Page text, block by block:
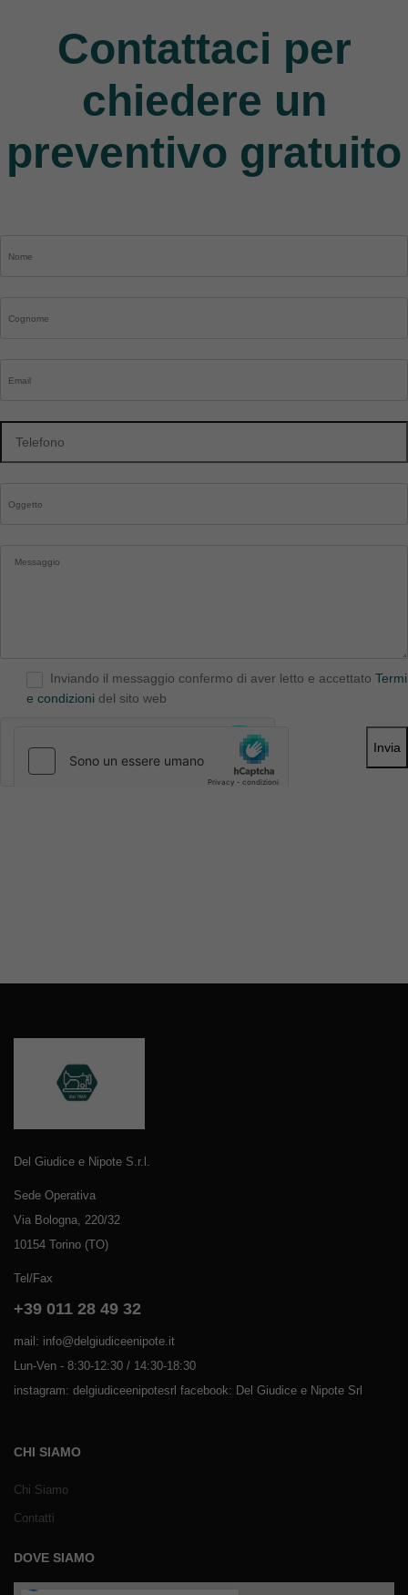
Contattaci per
chiedere un
preventivo gratuito
Inviando il messaggio confermo di aver letto e accettato
e condizioni del sito web
Invia
Del Giudice e Nipote S.r.l.
Sede Operativa
Via Bologna, 220/32
10154 Torino (TO)
Tel/Fax
+39 011 28 49 32
mail: info@delgiudiceenipote.it
Lun-Ven - 8:30-12:30 / 14:30-18:30
instagram: delgiudiceenipotesrl facebook: Del Giudice e Nipote Srl
CHI SIAMO
Chi Siamo
Contatti
DOVE SIAMO